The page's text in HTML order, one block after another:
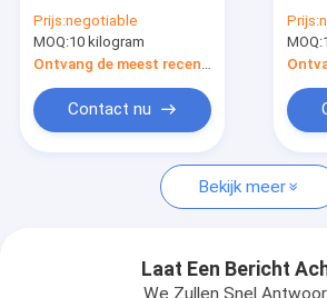
Probiotica Poeder
Vegan / Allergeenvrij
/ Glutenvrij /
Zuivelvrij
Prijs:negotiable
MOQ:10 kilogram
Contact nu
Prijs:
MOQ:
Bekijk meer
Laat Een Bericht
We Zullen Snel